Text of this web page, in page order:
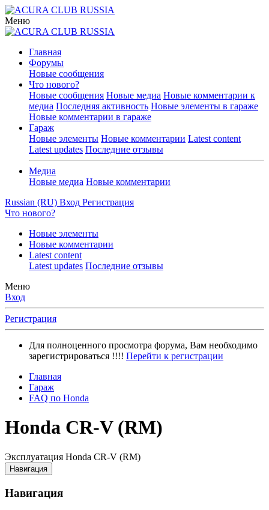
Меню
Главная
Форумы
Новые сообщения
Что нового?
Новые сообщения Новые медиа Новые комментарии к
медиа Последняя активность Новые элементы в гараже
Новые комментарии в гараже
Гараж
Новые элементы Новые комментарии Latest content
Latest updates Последние отзывы
Медиа
Новые медиа Новые комментарии
Russian (RU) Вход Регистрация
Что нового?
Новые элементы
Новые комментарии
Latest content
Latest updates Последние отзывы
Меню
Вход
Регистрация
Для полноценного просмотра форума, Вам необходимо
зарегистрироваться !!!! Перейти к регистрации
Главная
Гараж
FAQ по Honda
Honda CR-V (RM)
Эксплуатация Honda CR-V (RM)
Навигация
Навигация